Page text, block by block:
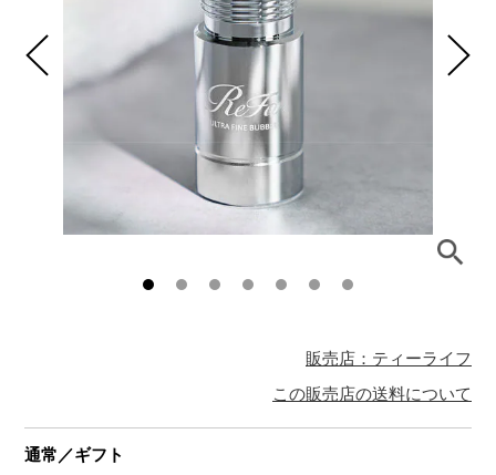
販売店：ティーライフ
この販売店の送料について
通常／ギフト